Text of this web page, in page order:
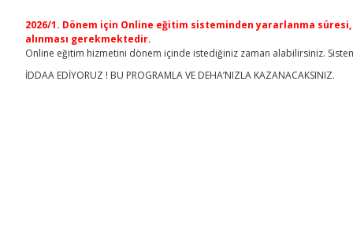
2026/1. Dönem için Online eğitim sisteminden yararlanma
alınması gerekmektedir.
Online eğitim hizmetini dönem içinde istediğiniz zaman alabilirsiniz. Sistem
İDDAA EDİYORUZ ! BU PROGRAMLA VE DEHA’NIZLA KAZANACAKSINIZ.